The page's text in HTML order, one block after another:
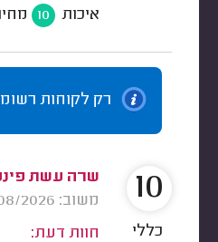
איכות 10
רק לקוחות
שרה עשת
משוב: 02/08/2026
חוות דעת:
10
כללי